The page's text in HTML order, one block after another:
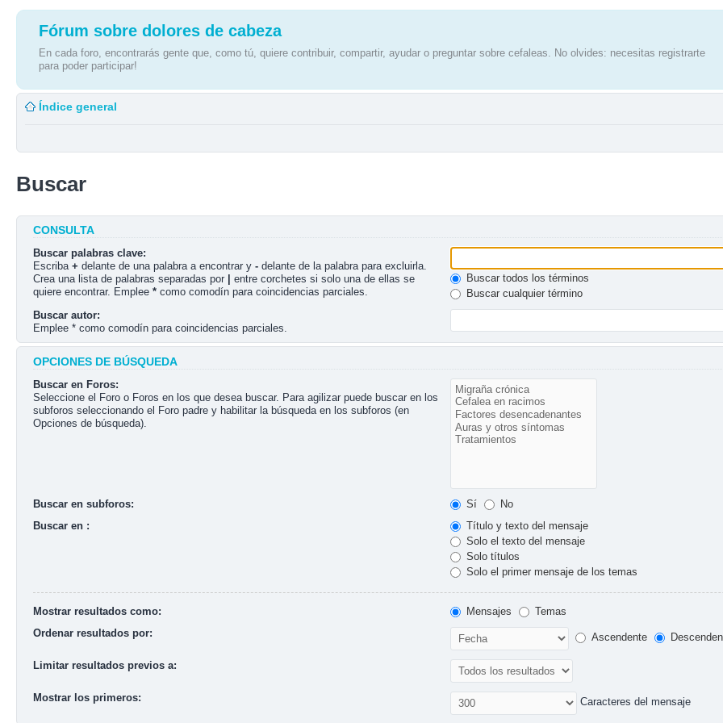
Fórum sobre dolores de cabeza
En cada foro, encontrarás gente que, como tú, quiere contribuir, compartir, ayudar o preguntar sobre cefaleas. No olvides: necesitas registrarte
para poder participar!
Índice general
Buscar
CONSULTA
Buscar palabras clave:
Escriba + delante de una palabra a encontrar y - delante de la palabra para excluirla.
Crea una lista de palabras separadas por
entre corchetes si solo una de ellas se
quiere encontrar. Emplee * como comodín para coincidencias parciales.
Buscar todos los términos
Buscar cualquier término
Buscar autor:
Emplee * como comodín para coincidencias parciales.
OPCIONES DE BÚSQUEDA
Buscar en Foros:
Seleccione el Foro o Foros en los que desea buscar. Para agilizar puede buscar en los
subforos seleccionando el Foro padre y habilitar la búsqueda en los subforos (en
Opciones de búsqueda).
Buscar en subforos: Sí
No
Buscar en :
Título y texto del mensaje
Solo el texto del mensaje
Solo títulos
Solo el primer mensaje de los temas
Mostrar resultados como: Mensajes
Temas
Ordenar resultados por:
Ascendente
Limitar resultados previos a:
Mostrar los primeros: Caracteres del mensaje